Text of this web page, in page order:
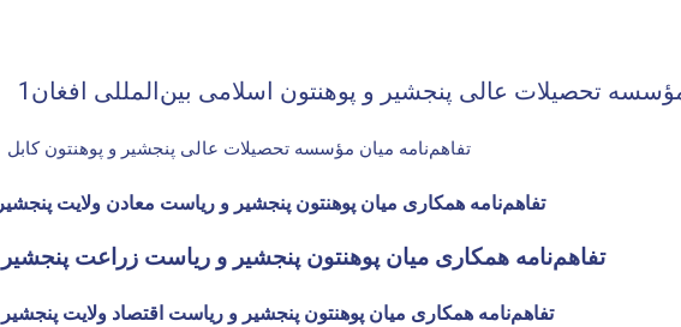
تفاهم‌نامه میان مؤسسه تحصیلات عالی پنجشیر و پوهنتون کابل
تفاهم‌نامه همکاری میان پوهنتون پنجشیر و ریاست معادن ولایت پنجشیر
تفاهم‌نامه همکاری میان پوهنتون پنجشیر و ریاست زراعت پنجشیر
تفاهم‌نامه همکاری میان پوهنتون پنجشیر و ریاست اقتصاد ولایت پنجشیر